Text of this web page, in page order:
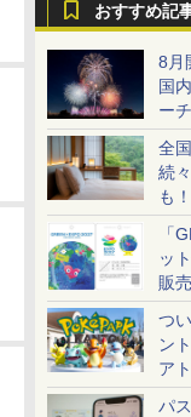
おすすめ記
8月
国
ー
ど
全
続
も
め
「
ッ
販
ケ
つ
ン
ア
配
パ